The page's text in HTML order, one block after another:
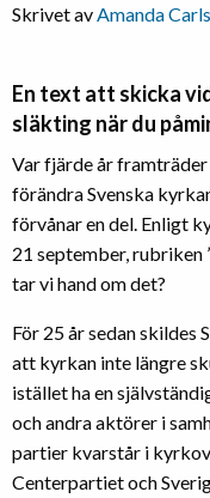
Skrivet avAmanda
En text att skicka
släkting när du
Var fjärde år
förändra Svenska
förvånar en del. Enligt
21 september, rubriken
tar vi hand om det?
För 25 år sedan skildes
att kyrkan inte längre
istället ha en
och andra aktörer i
partier kvarstår i
Centerpartiet och